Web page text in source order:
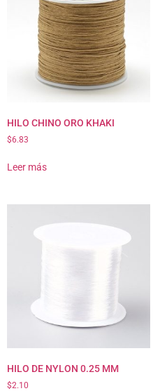
HILO CHINO ORO KHAKI
$6.83
Leer más
HILO DE NYLON 0.25 MM
$2.10